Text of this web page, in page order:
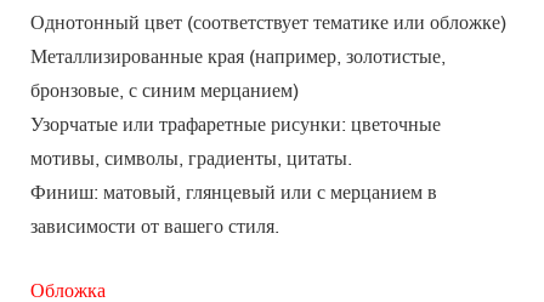
Однотонный цвет (соответствует тематике или обложке)
Металлизированные края (например, золотистые,
бронзовые, с синим мерцанием)
Узорчатые или трафаретные рисунки: цветочные
мотивы, символы, градиенты, цитаты.
Финиш: матовый, глянцевый или с мерцанием в
зависимости от вашего стиля.
Обложка